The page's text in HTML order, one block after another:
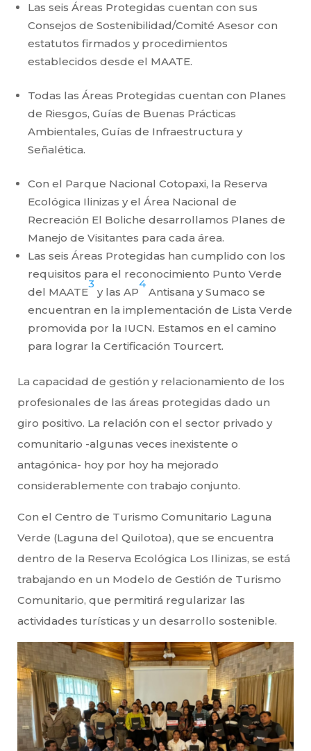
Las seis Áreas Protegidas cuentan con sus
Consejos de Sostenibilidad/Comité Asesor con
estatutos firmados y procedimientos
establecidos desde el MAATE.
Todas las Áreas Protegidas cuentan con Planes
de Riesgos, Guías de Buenas Prácticas
Ambientales, Guías de Infraestructura y
Señalética.
Con el Parque Nacional Cotopaxi, la Reserva
Ecológica Ilinizas y el Área Nacional de
Recreación El Boliche desarrollamos Planes de
Manejo de Visitantes para cada área.
Las seis Áreas Protegidas han cumplido con los
requisitos para el reconocimiento Punto Verde
del MAATE
3
y las AP
4
Antisana y Sumaco se
encuentran en la implementación de Lista Verde
promovida por la IUCN. Estamos en el camino
para lograr la Certificación Tourcert.
La capacidad de gestión y relacionamiento de los
profesionales de las áreas protegidas dado un
giro positivo. La relación con el sector privado y
comunitario -algunas veces inexistente o
antagónica- hoy por hoy ha mejorado
considerablemente con trabajo conjunto.
Con el Centro de Turismo Comunitario Laguna
Verde (Laguna del Quilotoa), que se encuentra
dentro de la Reserva Ecológica Los Ilinizas, se está
trabajando en un Modelo de Gestión de Turismo
Comunitario, que permitirá regularizar las
actividades turísticas y un desarrollo sostenible.